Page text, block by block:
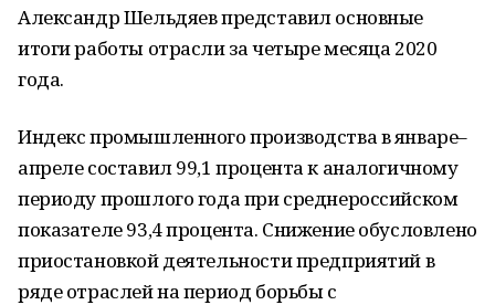
Александр Шельдяев представил основные
итоги работы отрасли за четыре месяца 2020
года.
Индекс промышленного производства в январе–
апреле составил 99,1 процента к аналогичному
периоду прошлого года при среднероссийском
показателе 93,4 процента. Снижение обусловлено
приостановкой деятельности предприятий в
ряде отраслей на период борьбы с